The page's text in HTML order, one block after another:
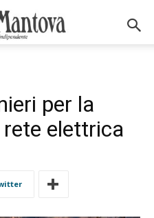
per la
elettrica